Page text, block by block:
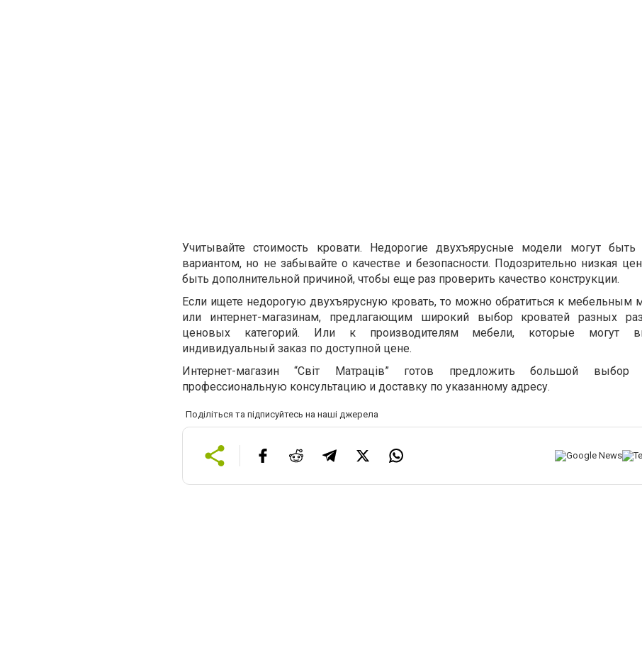
Учитывайте стоимость кровати. Недорогие двухъярусные модели могут
вариантом, но не забывайте о качестве и безопасности. Подозрительно низкая
быть дополнительной причиной, чтобы еще раз проверить качество конструкции.
Если ищете недорогую двухъярусную кровать, то можно обратиться к мебельным
или интернет-магазинам, предлагающим широкий выбор кроватей разных
ценовых категорий. Или к производителям мебели, которые могут
индивидуальный заказ по доступной цене.
Интернет-магазин “Світ Матраців” готов предложить большой выбор
профессиональную консультацию и доставку по указанному адресу.
Поділіться та підписуйтесь на наші джерела